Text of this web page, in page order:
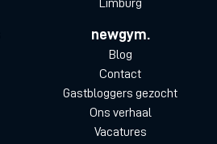
Limburg
newgym.
Blog
Contact
Gastbloggers gezocht
Ons verhaal
Vacatures